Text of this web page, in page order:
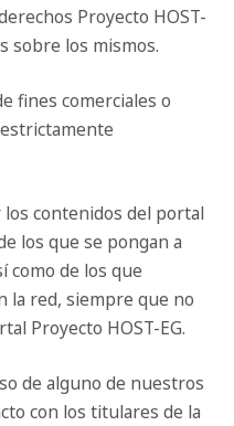
Proyecto HOST-
sobre los mismos.
fines comerciales o
contenidos del portal
los que se pongan a
como de los que
la red, siempre que no
Proyecto HOST-EG.
de alguno de nuestros
con los titulares de la